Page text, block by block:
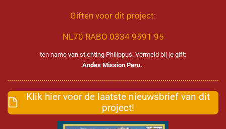
Giften voor dit project:
NL70 RABO 0334 9591 95
ten name van stichting Philippus. Vermeld bij je gift:
Andes Mission Peru.
Klik hier voor de laatste nieuwsbrief van dit
project!